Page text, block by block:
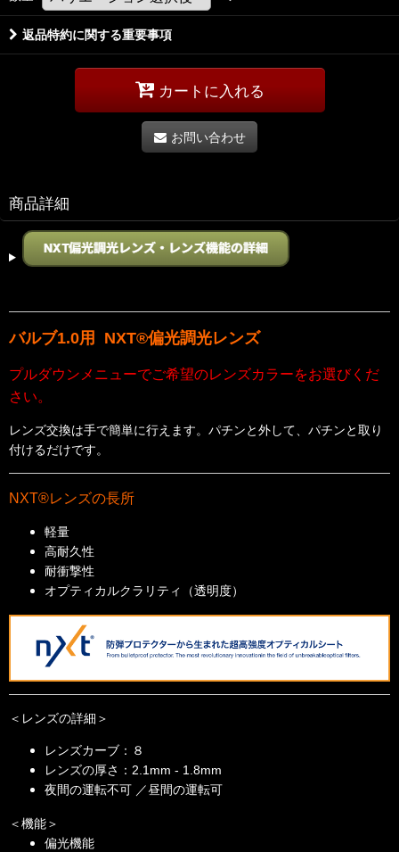
返品特約に関する重要事項
カートに入れる
お問い合わせ
商品詳細
バルブ1.0用 NXT®偏光調光レンズ
プルダウンメニューでご希望のレンズカラーをお選びくだ
さい。
レンズ交換は手で簡単に行えます。パチンと外して、パチンと取り
付けるだけです。
NXT®レンズの長所
軽量
高耐久性
耐衝撃性
オプティカルクラリティ（透明度）
＜レンズの詳細＞
レンズカーブ：８
レンズの厚さ：2.1mm - 1.8mm
夜間の運転不可 ／昼間の運転可
＜機能＞
偏光機能